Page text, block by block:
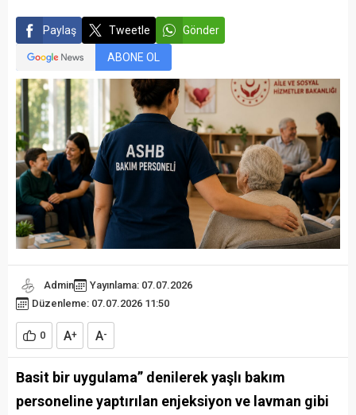
Paylaş Tweetle Gönder
ABONE OL
Admin
Yayınlama: 07.07.2026
Düzenleme: 07.07.2026 11:50
0 A+ A-
Basit bir uygulama” denilerek yaşlı bakım
personeline yaptırılan enjeksiyon ve lavman gibi